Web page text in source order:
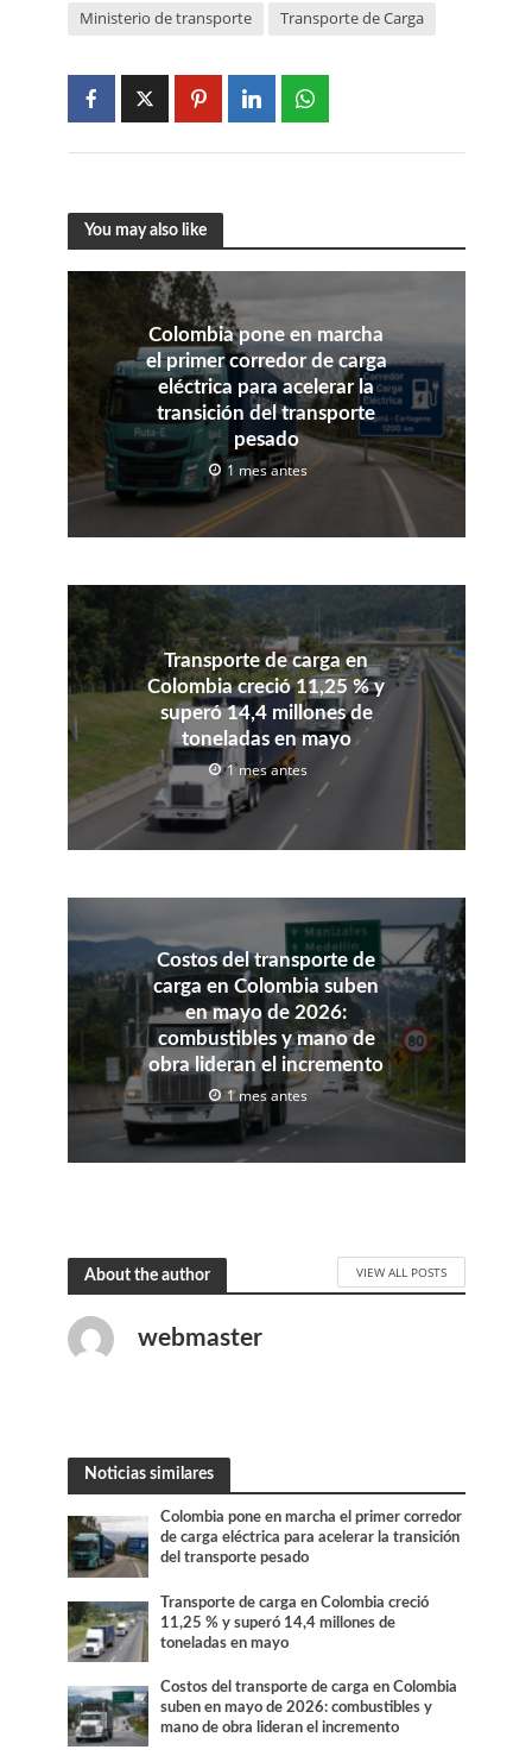
Ministerio de transporte Transporte de Carga
You may also like
Colombia pone en marcha
el primer corredor de carga
eléctrica para acelerar la
transición del transporte
pesado
1 mes antes
Transporte de carga en
Colombia creció 11,25 % y
superó 14,4 millones de
toneladas en mayo
1 mes antes
Costos del transporte de
carga en Colombia suben
en mayo de 2026:
combustibles y mano de
obra lideran el incremento
1 mes antes
About the author VIEW ALL POSTS
webmaster
Noticias similares
Colombia pone en marcha el primer corredor
de carga eléctrica para acelerar la transición
del transporte pesado
Transporte de carga en Colombia creció
11,25 % y superó 14,4 millones de
toneladas en mayo
Costos del transporte de carga en Colombia
suben en mayo de 2026: combustibles y
mano de obra lideran el incremento